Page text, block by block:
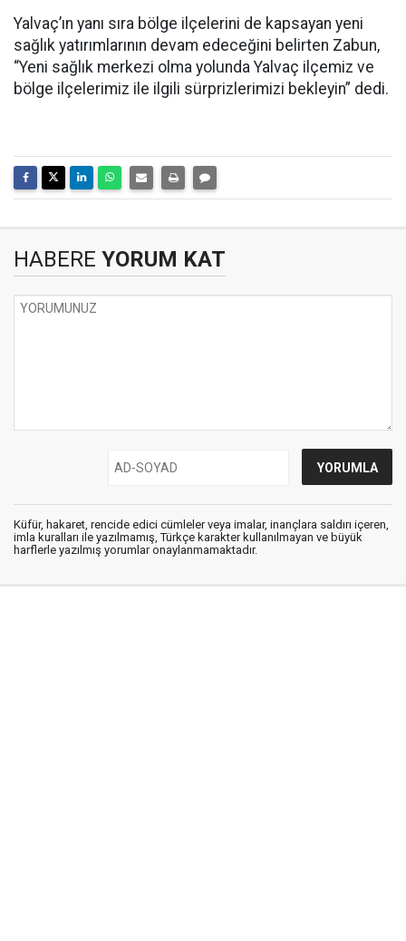
Yalvaç’ın yanı sıra bölge ilçelerini de kapsayan yeni
sağlık yatırımlarının devam edeceğini belirten Zabun,
“Yeni sağlık merkezi olma yolunda Yalvaç ilçemiz ve
bölge ilçelerimiz ile ilgili sürprizlerimizi bekleyin” dedi.
HABERE YORUM KAT
Küfür, hakaret, rencide edici cümleler veya imalar, inançlara saldırı içeren,
imla kuralları ile yazılmamış, Türkçe karakter kullanılmayan ve büyük
harflerle yazılmış yorumlar onaylanmamaktadır.